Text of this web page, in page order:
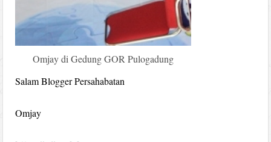
Omjay di Gedung GOR Pulogadung
Salam Blogger Persahabatan
Omjay